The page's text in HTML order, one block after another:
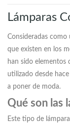
Lámparas
Consideradas como
que existen en los
han sido elementos
utilizado desde
a poner de moda.
Qué son las
Este tipo de